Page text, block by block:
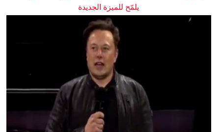
يلمّح للميزة الجديدة